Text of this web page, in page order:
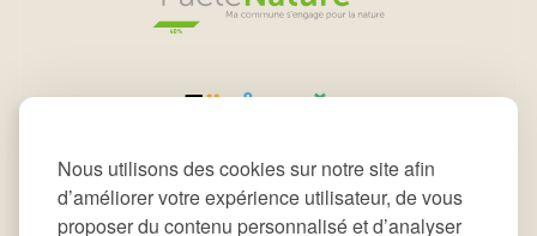
Nous utilisons des cookies sur notre site afin
d’améliorer votre expérience utilisateur, de vous
proposer du contenu personnalisé et d’analyser